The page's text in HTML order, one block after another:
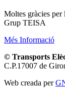
Moltes gràcies per
Grup TEISA
Més Informació
© Transports
C.P.17007 de
Web creada per